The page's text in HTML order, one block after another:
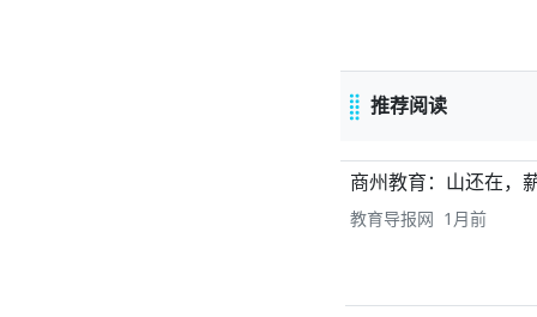
推荐阅读
商州教育：山还在，
教育导报网 1月前